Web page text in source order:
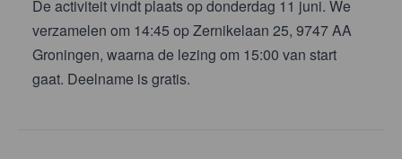
De activiteit vindt plaats op donderdag 11 juni. We
verzamelen om 14:45 op Zernikelaan 25, 9747 AA
Groningen, waarna de lezing om 15:00 van start
gaat. Deelname is gratis.